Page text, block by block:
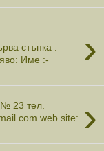
›
стъпка :
Име :-
›
23 тел.
web site: